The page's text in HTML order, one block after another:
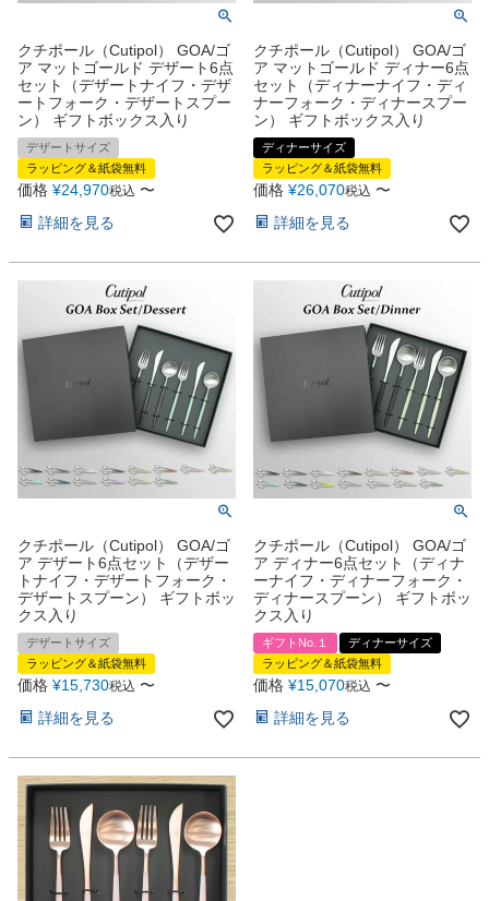
クチポール（Cutipol） GOA/ゴ
ア マットゴールド デザート6点
セット（デザートナイフ・デザ
ートフォーク・デザートスプー
ン） ギフトボックス入り
デザートサイズ
ラッピング＆紙袋無料
価格 ¥24,970税込 〜
詳細を見る
クチポール（Cutipol） GOA/ゴ
ア マットゴールド ディナー6点
セット（ディナーナイフ・ディ
ナーフォーク・ディナースプー
ン） ギフトボックス入り
ディナーサイズ
ラッピング＆紙袋無料
価格 ¥26,070税込 〜
詳細を見る
クチポール（Cutipol） GOA/ゴ
ア デザート6点セット（デザー
トナイフ・デザートフォーク・
デザートスプーン） ギフトボッ
クス入り
デザートサイズ
ラッピング＆紙袋無料
価格 ¥15,730税込 〜
詳細を見る
クチポール（Cutipol） GOA/ゴ
ア ディナー6点セット（ディナ
ーナイフ・ディナーフォーク・
ディナースプーン） ギフトボッ
クス入り
ギフトNo.１
ディナーサイズ
ラッピング＆紙袋無料
価格 ¥15,070税込 〜
詳細を見る